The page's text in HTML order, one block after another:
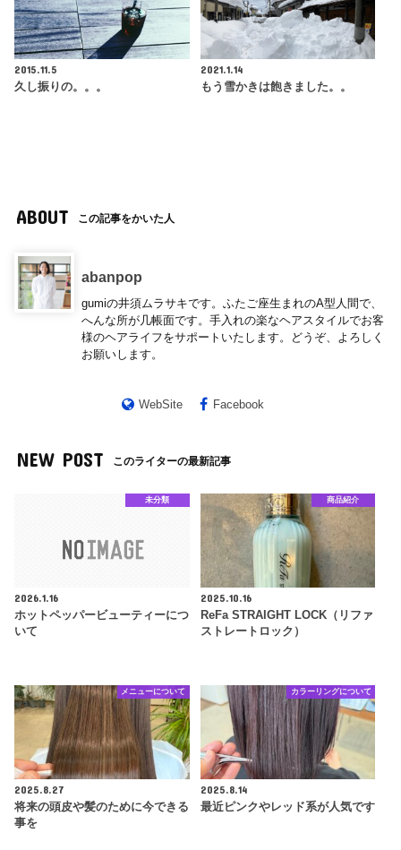
2015.11.5
久し振りの。。。
2021.1.14
もう雪かきは飽きました。。
ABOUT この記事をかいた人
abanpop
gumiの井須ムラサキです。ふたご座生まれのA型人間で、
へんな所が几帳面です。手入れの楽なヘアスタイルでお客
様のヘアライフをサポートいたします。どうぞ、よろしく
お願いします。
WebSite Facebook
NEW POST このライターの最新記事
未分類
2026.1.16
ホットペッパービューティーにつ
いて
商品紹介
2025.10.16
ReFa STRAIGHT LOCK（リファ
ストレートロック）
メニューについて
2025.8.27
将来の頭皮や髪のために今できる
事を
カラーリングについて
2025.8.14
最近ピンクやレッド系が人気です